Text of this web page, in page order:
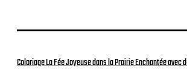
Coloriage La Fée Joyeuse dans la Prairie Enchantée avec